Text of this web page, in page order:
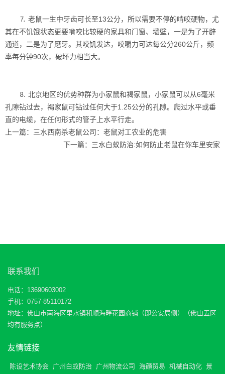
⒎ 老鼠一生中牙齿可长至13公分，所以需要不停的啃咬硬物，尤
其在不饥饿状态更要啃咬比较硬的家具和门窗、墙壁，一是为了开辟
通道，二是为了磨牙。其咬饥发达，咬嚼力可达每公分260公斤，频
率每分钟90次，破坏力相当大。
⒏ 北京地区的优势种群为小家鼠和褐家鼠，小家鼠可以从6毫米
孔隙钻过去，褐家鼠可钻过任何大于1.25公分的孔隙。爬过水平或垂
直的电缆，在任何形式的管子上水平行走。
上一篇： 三水西南杀老鼠公司：老鼠对工农业的危害
下一篇： 三水白蚁防治:如何防止老鼠在你车里安家
联系我们
电话：13690603002
手机：0757-85110172
地址：佛山市南海区里水镇和顺海畔花园商铺（即公安局侧）（佛山五区
均有服务点）
友情链接
陈设艺术协会 广州白蚁防治 广州物流公司 海颜贸易 机械自动化 景